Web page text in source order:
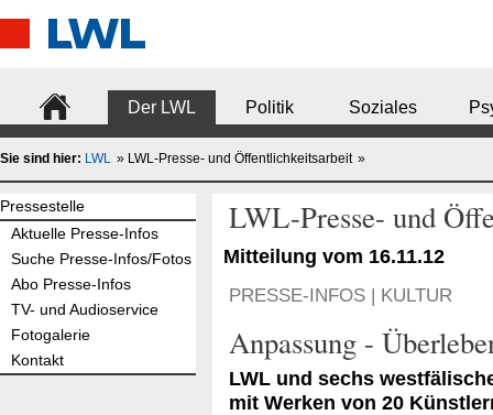
Der LWL Politik Soziales
Sie sind hier: LWL LWL-Presse- und Öffentlichkeitsarbeit
Pressestelle
Aktuelle Presse-Infos
Suche Presse-Infos/Fotos
Abo Presse-Infos
TV- und Audioservice
Fotogalerie
Kontakt
LWL-Presse- und
Mitteilung vom 16.11.12
PRESSE-INFOS | KULTUR
Anpassung -
LWL und sechs
mit Werken von 20